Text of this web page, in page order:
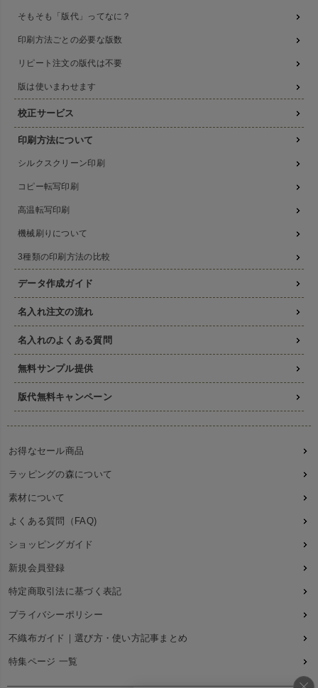
そもそも「版代」ってなに？
印刷方法ごとの必要な版数
リピート注文の版代は不要
版は使いまわせます
校正サービス
印刷方法について
シルクスクリーン印刷
コピー転写印刷
高温転写印刷
機械刷りについて
3種類の印刷方法の比較
データ作成ガイド
名入れ注文の流れ
名入れのよくある質問
無料サンプル提供
版代無料キャンペーン
お得なセール商品
ラッピングの森について
素材について
よくある質問（FAQ)
ショッピングガイド
新規会員登録
特定商取引法に基づく表記
プライバシーポリシー
不織布ガイド｜選び方・使い方記事まとめ
特集ページ 一覧